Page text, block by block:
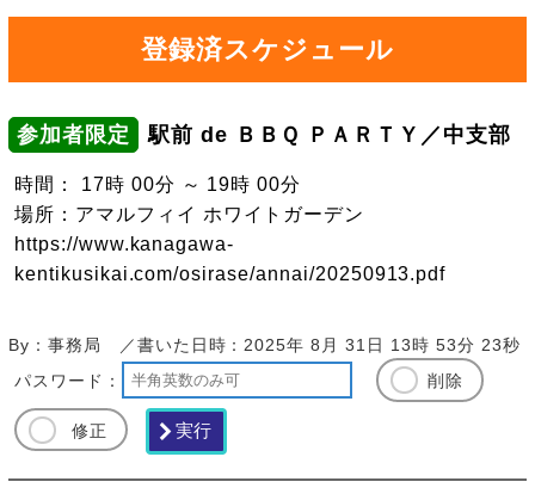
登録済スケジュール
参加者限定 駅前 de ＢＢＱ ＰＡＲＴＹ／中支部
時間： 17時 00分 ～ 19時 00分
場所：アマルフィイ ホワイトガーデン
https://www.kanagawa-
kentikusikai.com/osirase/annai/20250913.pdf
By：事務局 ／書いた日時：2025年 8月 31日 13時 53分 23秒
パスワード：
削除
修正